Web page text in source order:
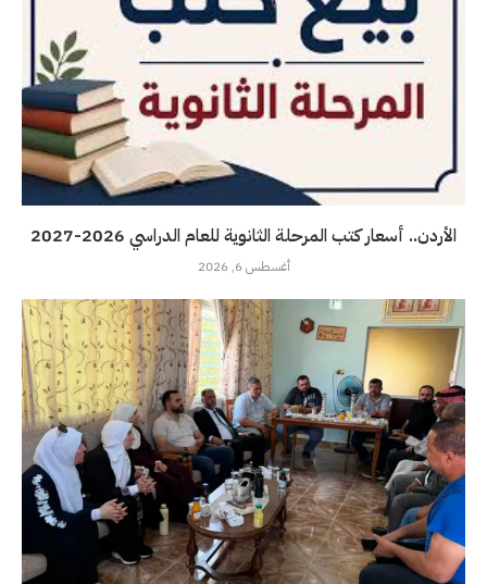
الأردن.. أسعار كتب المرحلة الثانوية للعام الدراسي 2026-2027
أغسطس 6, 2026